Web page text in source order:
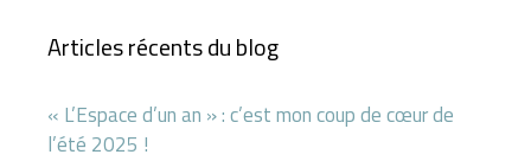
Articles récents du blog
« L’Espace d’un an » : c’est mon coup de cœur de
l’été 2025 !